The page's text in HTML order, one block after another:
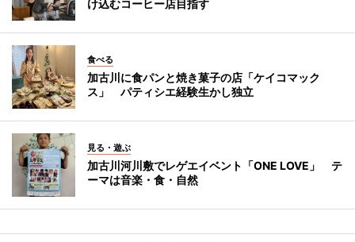
け込むコーヒー店目指す
食べる
加古川に食パンと焼き菓子の店「ケイコマック
ス」 パティシエ経験生かし独立
見る・遊ぶ
加古川河川敷でレゲエイベント「ONE LOVE」 テ
ーマは音楽・食・自然